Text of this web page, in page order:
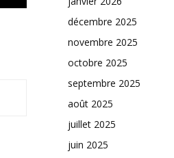
décembre 2025
novembre 2025
octobre 2025
septembre 2025
août 2025
juillet 2025
juin 2025